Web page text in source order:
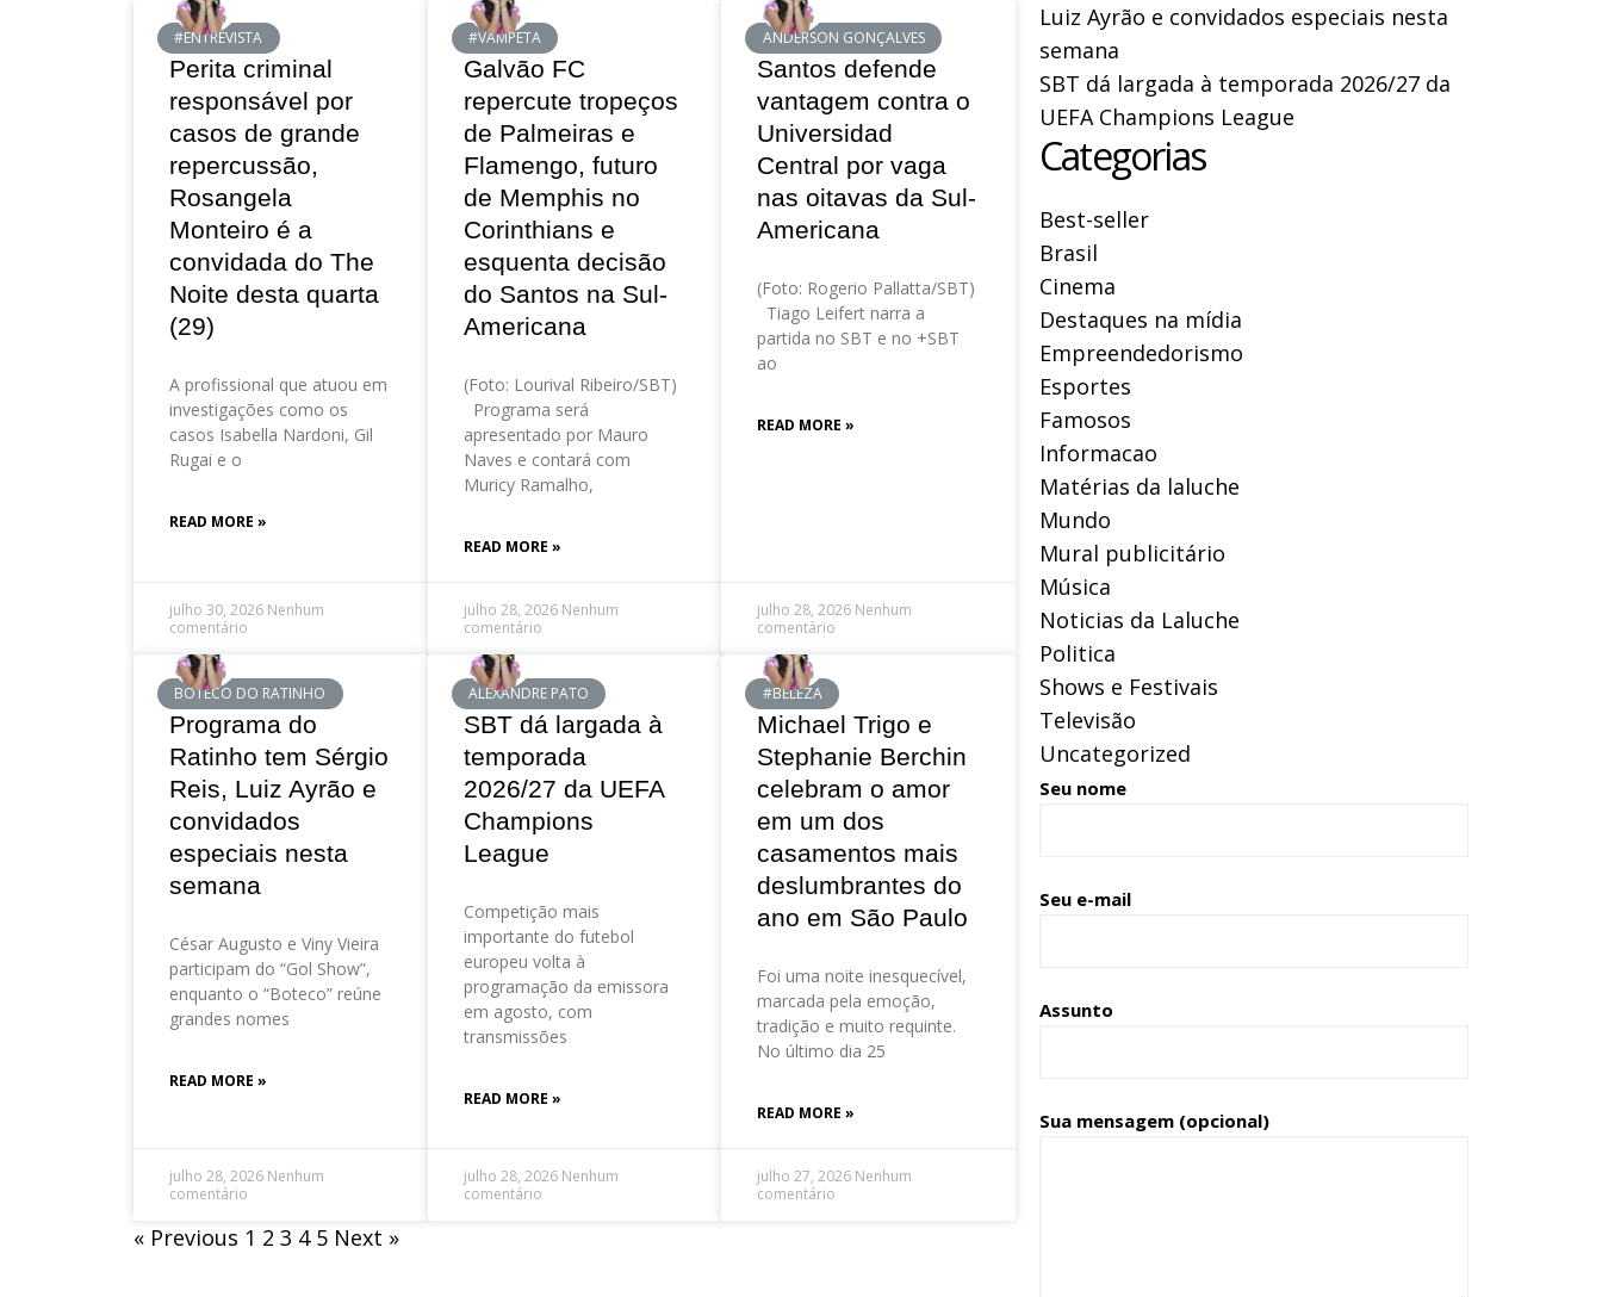
#ENTREVISTA
Perita criminal
responsável por
casos de grande
repercussão,
Rosangela
Monteiro é a
convidada do The
Noite desta quarta
(29)
A profissional que atuou em
investigações como os
casos Isabella Nardoni, Gil
Rugai e o
READ MORE »
julho 30, 2026 Nenhum
comentário
#VAMPETA
Galvão FC
repercute tropeços
de Palmeiras e
Flamengo, futuro
de Memphis no
Corinthians e
esquenta decisão
do Santos na Sul-
Americana
(Foto: Lourival Ribeiro/SBT)
Programa será
apresentado por Mauro
Naves e contará com
Muricy Ramalho,
READ MORE »
julho 28, 2026 Nenhum
comentário
ANDERSON GONÇALVES
Santos defende
vantagem contra o
Universidad
Central por vaga
nas oitavas da Sul-
Americana
(Foto: Rogerio Pallatta/SBT)
Tiago Leifert narra a
partida no SBT e no +SBT
ao
READ MORE »
julho 28, 2026 Nenhum
comentário
BOTECO DO RATINHO
Programa do
Ratinho tem Sérgio
Reis, Luiz Ayrão e
convidados
especiais nesta
semana
César Augusto e Viny Vieira
participam do “Gol Show”,
enquanto o “Boteco” reúne
grandes nomes
READ MORE »
julho 28, 2026 Nenhum
comentário
ALEXANDRE PATO
SBT dá largada à
temporada
2026/27 da UEFA
Champions
League
Competição mais
importante do futebol
europeu volta à
programação da emissora
em agosto, com
transmissões
READ MORE »
julho 28, 2026 Nenhum
comentário
#BELEZA
Michael Trigo e
Stephanie Berchin
celebram o amor
em um dos
casamentos mais
deslumbrantes do
ano em São Paulo
Foi uma noite inesquecível,
marcada pela emoção,
tradição e muito requinte.
No último dia 25
READ MORE »
julho 27, 2026 Nenhum
comentário
« Previous 1 2 3 4 5 Next »
Luiz Ayrão e convidados especiais nesta
semana
SBT dá largada à temporada 2026/27 da
UEFA Champions League
Categorias
Best-seller
Brasil
Cinema
Destaques na mídia
Empreendedorismo
Esportes
Famosos
Informacao
Matérias da laluche
Mundo
Mural publicitário
Música
Noticias da Laluche
Politica
Shows e Festivais
Televisão
Uncategorized
Seu nome
Seu e-mail
Assunto
Sua mensagem (opcional)